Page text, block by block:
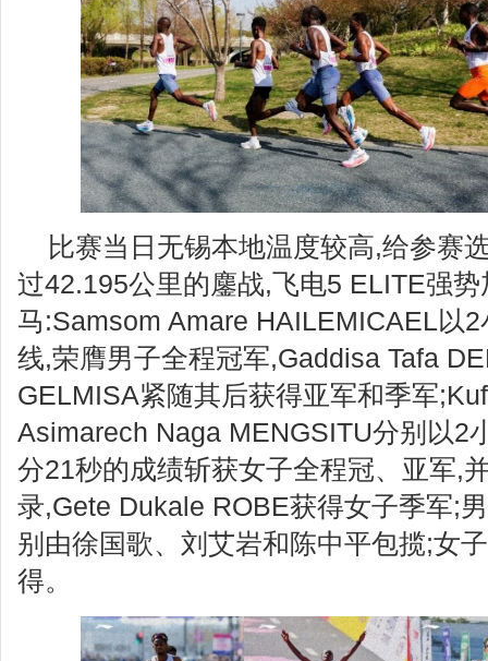
比赛当日无锡本地温度较高,给参赛
过42.195公里的鏖战,飞电5 ELITE强
马:Samsom Amare HAILEMICAEL以
线,荣膺男子全程冠军,Gaddisa Tafa
GELMISA紧随其后获得亚军和季军
Asimarech Naga MENGSITU分别以2
分21秒的成绩斩获女子全程冠、亚军,
录,Gete Dukale ROBE获得女子季军;
别由徐国歌、刘艾岩和陈中平包揽;女
得。